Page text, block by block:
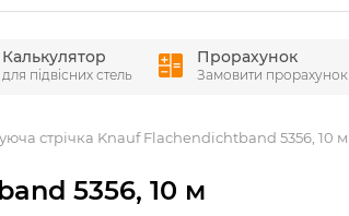
Калькулятор
для підвісних стель
Прорахунок
Замовити прорахунок
стрічка Knauf Flachendichtband 5356, 10 м
5356, 10 м